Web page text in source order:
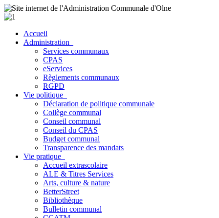
Accueil
Administration
Services communaux
CPAS
eServices
Règlements communaux
RGPD
Vie politique
Déclaration de politique communale
Collège communal
Conseil communal
Conseil du CPAS
Budget communal
Transparence des mandats
Vie pratique
Accueil extrascolaire
ALE & Titres Services
Arts, culture & nature
BetterStreet
Bibliothèque
Bulletin communal